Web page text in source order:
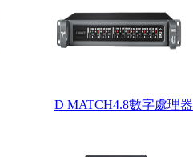
D MATCH4.8數字處理器